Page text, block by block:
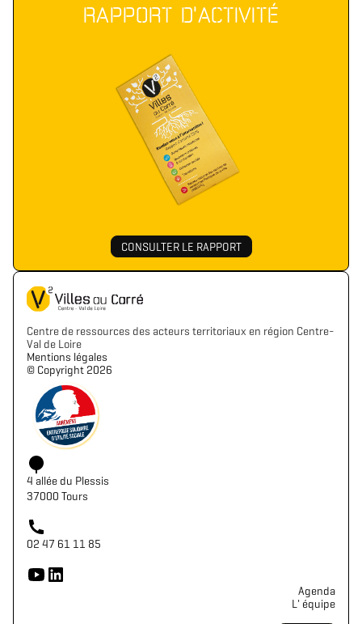
RAPPORT D'ACTIVITÉ
CONSULTER LE RAPPORT
Centre de ressources des acteurs territoriaux en région Centre-
Val de Loire
Mentions légales
©️ Copyright 2026
4 allée du Plessis
37000 Tours
02 47 61 11 85
Agenda
L' équipe